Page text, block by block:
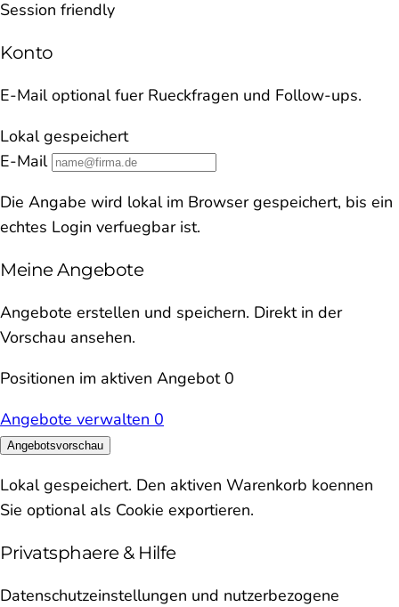
Session friendly
Konto
E-Mail optional fuer Rueckfragen und Follow-ups.
Lokal gespeichert
E-Mail
Die Angabe wird lokal im Browser gespeichert, bis ein
echtes Login verfuegbar ist.
Meine Angebote
Angebote erstellen und speichern. Direkt in der
Vorschau ansehen.
Positionen im aktiven Angebot 0
Angebote verwalten 0
Angebotsvorschau
Lokal gespeichert. Den aktiven Warenkorb koennen
Sie optional als Cookie exportieren.
Privatsphaere & Hilfe
Datenschutzeinstellungen und nutzerbezogene